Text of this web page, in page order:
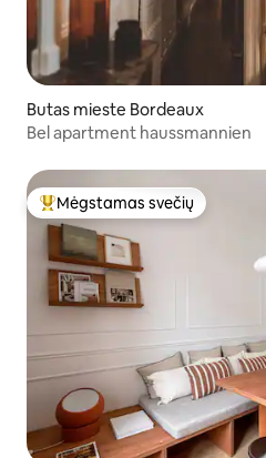
Butas mieste Bordeaux
Bel apartment haussmannien
Svečių mėgstamiausias
Mėgstamas svečių